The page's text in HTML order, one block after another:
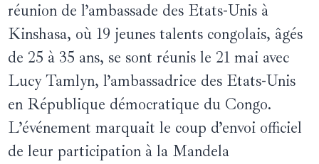
réunion de l’ambassade des Etats-Unis à
Kinshasa, où 19 jeunes talents congolais, âgés
de 25 à 35 ans, se sont réunis le 21 mai avec
Lucy Tamlyn, l’ambassadrice des Etats-Unis
en République démocratique du Congo.
L’événement marquait le coup d’envoi officiel
de leur participation à la Mandela